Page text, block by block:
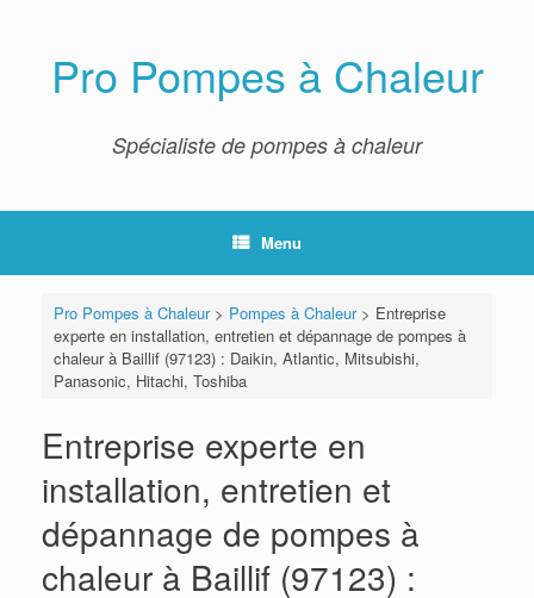
Pro Pompes à Chaleur
Spécialiste de pompes à chaleur
Menu
Pro Pompes à Chaleur> Pompes à Chaleur> Entreprise
experte en installation, entretien et dépannage de pompes à
chaleur à Baillif (97123) : Daikin, Atlantic, Mitsubishi,
Panasonic, Hitachi, Toshiba
Entreprise experte en
installation, entretien et
dépannage de pompes à
chaleur à Baillif (97123) :